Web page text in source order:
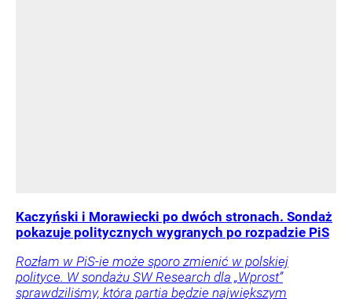
Kaczyński i Morawiecki po dwóch stronach. Sondaż
pokazuje politycznych wygranych po rozpadzie PiS
Rozłam w PiS-ie może sporo zmienić w polskiej
polityce. W sondażu SW Research dla „Wprost”
sprawdziliśmy, która partia będzie największym